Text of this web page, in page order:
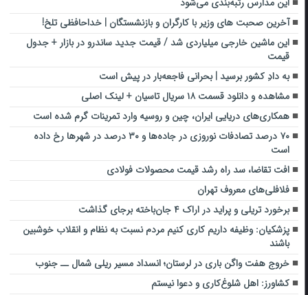
آخرین صحبت های وزیر با کارگران و بازنشستگان | خداحافظی تلخ!
این ماشین خارجی میلیاردی شد / قیمت جدید ساندرو در بازار + جدول
قیمت
به دادِ کشور برسید | بحرانی فاجعه‌بار در پیش است
مشاهده و دانلود قسمت ۱۸ سریال تاسیان + لینک اصلی
همکاری‌های دریایی ایران، چین و روسیه وارد تمرینات گرم شده است
۷۰ درصد تصادفات نوروزی در جاده‌ها و ۳۰ درصد در شهرها رخ داده
است
افت تقاضا، سد راه رشد قیمت محصولات فولادی
فلافلی‌های معروف تهران
برخورد تریلی و پراید در اراک ۴ جان‌باخته برجای گذاشت
پزشکیان: وظیفه داریم کاری کنیم مردم نسبت به نظام و انقلاب خوشبین
باشند
خروج هفت واگن باری در لرستان؛ انسداد مسیر ریلی شمال ــ جنوب
کشاورز: اهل شلوغ‌کاری و دعوا نیستم